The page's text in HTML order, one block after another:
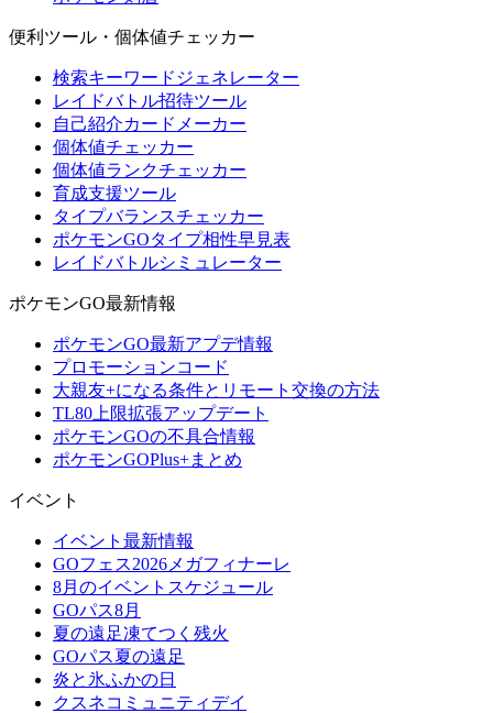
便利ツール・個体値チェッカー
検索キーワードジェネレーター
レイドバトル招待ツール
自己紹介カードメーカー
個体値チェッカー
個体値ランクチェッカー
育成支援ツール
タイプバランスチェッカー
ポケモンGOタイプ相性早見表
レイドバトルシミュレーター
ポケモンGO最新情報
ポケモンGO最新アプデ情報
プロモーションコード
大親友+になる条件とリモート交換の方法
TL80上限拡張アップデート
ポケモンGOの不具合情報
ポケモンGOPlus+まとめ
イベント
イベント最新情報
GOフェス2026メガフィナーレ
8月のイベントスケジュール
GOパス8月
夏の遠足凍てつく残火
GOパス夏の遠足
炎と氷ふかの日
クスネコミュニティデイ